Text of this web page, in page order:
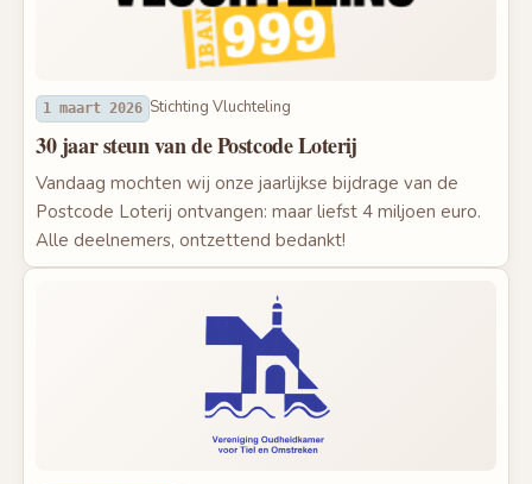
1 maart 2026 Stichting Vluchteling
30 jaar steun van de Postcode Loterij
Vandaag mochten wij onze jaarlijkse bijdrage van de
Postcode Loterij ontvangen: maar liefst 4 miljoen euro.
Alle deelnemers, ontzettend bedankt!